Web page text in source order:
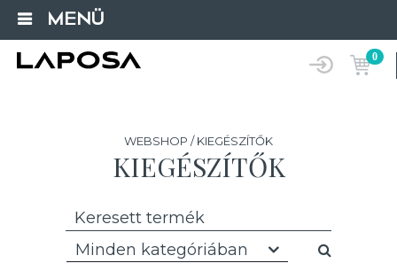
MENÜ
0
WEBSHOP / KIEGÉSZÍTŐK
KIEGÉSZÍTŐK
Minden kategóriában